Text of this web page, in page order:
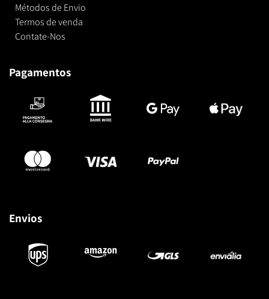
Métodos de Envio
Termos de venda
Contate-Nos
Pagamentos
Envios